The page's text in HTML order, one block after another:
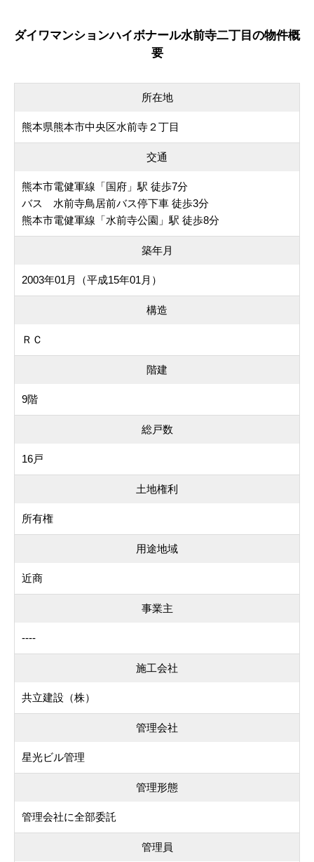
ダイワマンションハイボナール水前寺二丁目の物件概
要
所在地
熊本県熊本市中央区水前寺２丁目
交通
熊本市電健軍線「国府」駅 徒歩7分
バス 水前寺鳥居前バス停下車 徒歩3分
熊本市電健軍線「水前寺公園」駅 徒歩8分
築年月
2003年01月（平成15年01月）
構造
ＲＣ
階建
9階
総戸数
16戸
土地権利
所有権
用途地域
近商
事業主
----
施工会社
共立建設（株）
管理会社
星光ビル管理
管理形態
管理会社に全部委託
管理員